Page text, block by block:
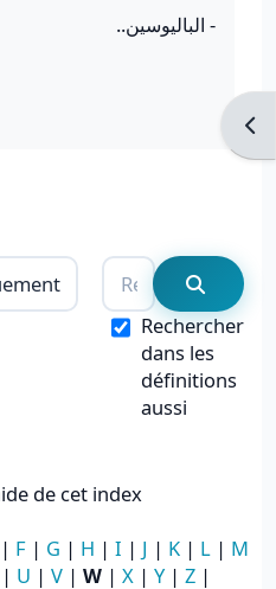
- الباليوسين..
le glossaire à l’aide de cet
Rechercher
Rechercher
dans les
définitions
aussi
de cet index
| F | G | H | I | J | K | L | M
| U | V | W | X | Y| Z |